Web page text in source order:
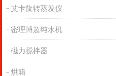
艾卡旋转蒸发仪
密理博超纯水机
磁力搅拌器
烘箱